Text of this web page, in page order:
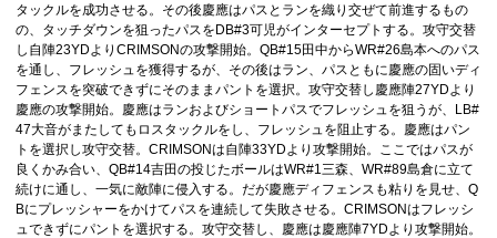
タックルを成功させる。その後慶應はパスとランを織り交ぜて前進するもの
の、タッチダウンを狙ったパスをDB#3可児がインターセプトする。攻守交替
し自陣23YDよりCRIMSONの攻撃開始。QB#15田中からWR#26島本へのパス
を通し、フレッシュを獲得するが、その後はラン、パスともに慶應の固いディ
フェンスを突破できずにそのままパントを選択。攻守交替し慶應陣27YDより
慶應の攻撃開始。慶應はランおよびショートパスでフレッシュを狙うが、LB#
47大音がまたしてもロスタックルをし、フレッシュを阻止する。慶應はパン
トを選択し攻守交替。CRIMSONは自陣33YDより攻撃開始。ここではパスが
良くかみ合い、QB#14吉田の投じたボールはWR#1三森、WR#89島倉に立て
続けに通し、一気に敵陣に侵入する。だが慶應ディフェンスも粘りを見せ、Q
Bにプレッシャーをかけてパスを連続して失敗させる。CRIMSONはフレッシ
ュできずにパントを選択する。攻守交替し、慶應は慶應陣7YDより攻撃開始。